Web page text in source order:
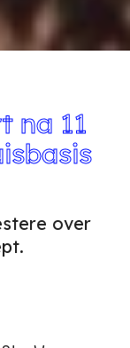
na 11
over